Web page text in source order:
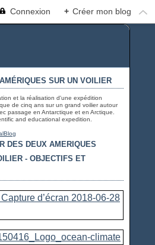
Connexion + Créer mon blog
& FICTION
SUR UN VOILIER
et la réalisation d'une expédition
de cinq ans sur un grand voilier autour
passage en Antarctique et en Arctique.
and educational expedition.
DES DEUX AMERIQUES
- OBJECTIFS ET